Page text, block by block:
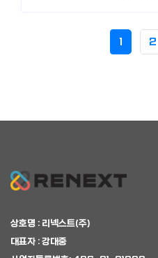
1 2
상호명 : 리넥스트(주)
대표자 : 강대중